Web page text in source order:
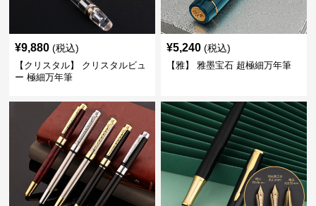
¥9,880 (税込)
【クリスタル】 クリスタルビュ
ー 極細万年筆
¥5,240 (税込)
【雅】 雅墨宝石 超極細万年筆